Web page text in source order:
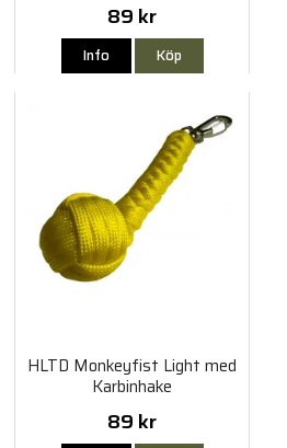
89 kr
Info Köp
HLTD Monkeyfist Light med
Karbinhake
89 kr